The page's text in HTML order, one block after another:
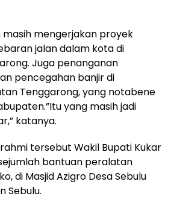
masih mengerjakan proyek
jalan dalam kota di
Juga penanganan
pencegahan banjir di
Tenggarong, yang notabene
yang masih jadi
katanya.
tersebut Wakil Bupati Kukar
bantuan peralatan
di Masjid Azigro Desa Sebulu
Sebulu.